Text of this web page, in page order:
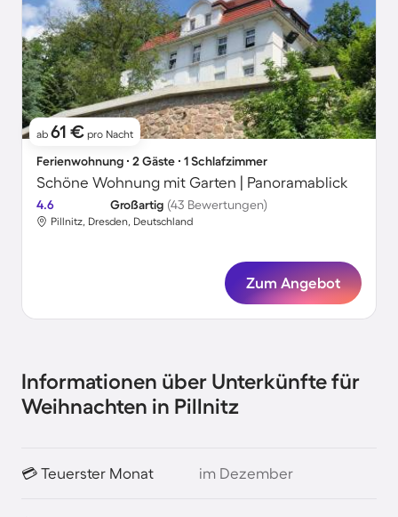
ab 61 € pro Nacht
Ferienwohnung ∙ 2 Gäste ∙ 1 Schlafzimmer
Schöne Wohnung mit Garten | Panoramablick
4.6 Großartig (43 Bewertungen)
Pillnitz, Dresden, Deutschland
Zum Angebot
Informationen über Unterkünfte für
Weihnachten in Pillnitz
💳 Teuerster Monat im Dezember